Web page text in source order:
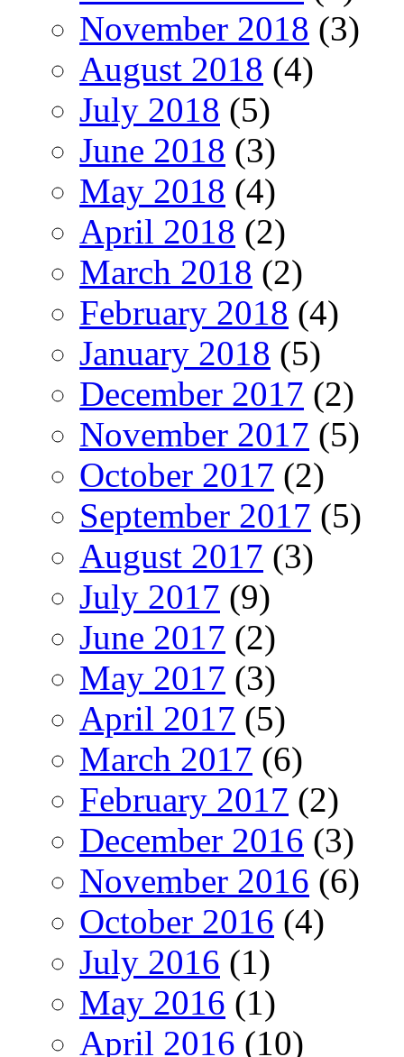
November 2018 (3)
August 2018 (4)
July 2018 (5)
June 2018 (3)
May 2018 (4)
April 2018 (2)
March 2018 (2)
February 2018 (4)
January 2018 (5)
December 2017 (2)
November 2017 (5)
October 2017 (2)
September 2017 (5)
August 2017 (3)
July 2017 (9)
June 2017 (2)
May 2017 (3)
April 2017 (5)
March 2017 (6)
February 2017 (2)
December 2016 (3)
November 2016 (6)
October 2016 (4)
July 2016 (1)
May 2016 (1)
April 2016 (10)